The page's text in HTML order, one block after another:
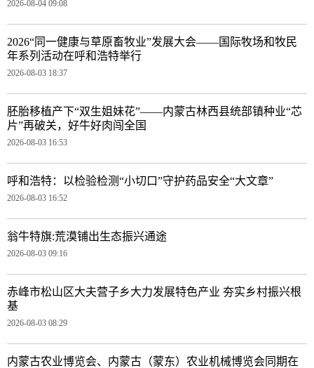
2026-08-04 09:08
2026“同一健康与草原畜牧业”发展大会——国际牧场和牧民
年系列活动在呼和浩特举行
2026-08-03 18:37
胚胎移植产下“双生姐妹花”——内蒙古林西县统部镇种业“芯
片”再破关，好牛好肉闯全国
2026-08-03 16:53
呼和浩特：以检验检测“小切口”守护药品安全“大文章”
2026-08-03 16:52
翁牛特旗:荒漠铺出生态振兴通途
2026-08-03 09:16
赤峰市松山区大夫营子乡大力发展特色产业 夯实乡村振兴根
基
2026-08-03 08:29
内蒙古农业博览会、内蒙古（蒙东）农业机械博览会同期在